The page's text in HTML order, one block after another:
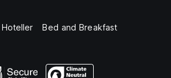
Hoteller Bed and Breakfast